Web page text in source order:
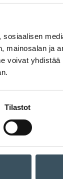
mainosalan ja
voivat
Tilastot
jopa 250